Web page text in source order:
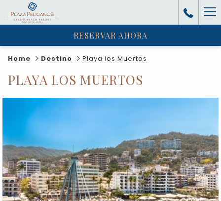
RESERVAR AHORA
Home Destino Playa los Muertos
PLAYA LOS MUERTOS